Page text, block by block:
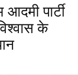
पार्टी
के